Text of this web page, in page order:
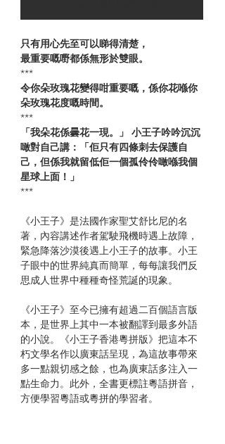
只有用心先至可以睇得清楚，
最重要嘅嘢都係無形於雙眼。
***
令你朵玫瑰花變得咁重要嘅，係你花喺你
朵玫瑰花度嘅時間。
***
「我朵花係曇花一現。」 小王子吟吟沉沉
噉對自己講：「佢只有四條刺去保護自
己，但係我就留低佢一個孤伶伶噉喺我個
星球上面！」
***
《小王子》是法國作家聖艾舒比尼的名
著，內容講述作者駕駛飛機時遇上故障，
緊急降落沙漠後遇上小王子的故事。小王
子眼中的世界純真而簡單，每每讓我們反
思成人世界中種種奇怪荒誕的現象。
《小王子》至今已擁有超過二百個語言版
本，是世界上其中一本被翻譯到最多外語
的小說。《小王子香港粵拼版》把這本不
朽文學名作以廣東話呈現，為這故事帶來
多一點親切感之餘，也為廣東話多注入一
點生命力。此外，全書更標註粵語拼音，
方便學習粵語或粵拼的學習者。